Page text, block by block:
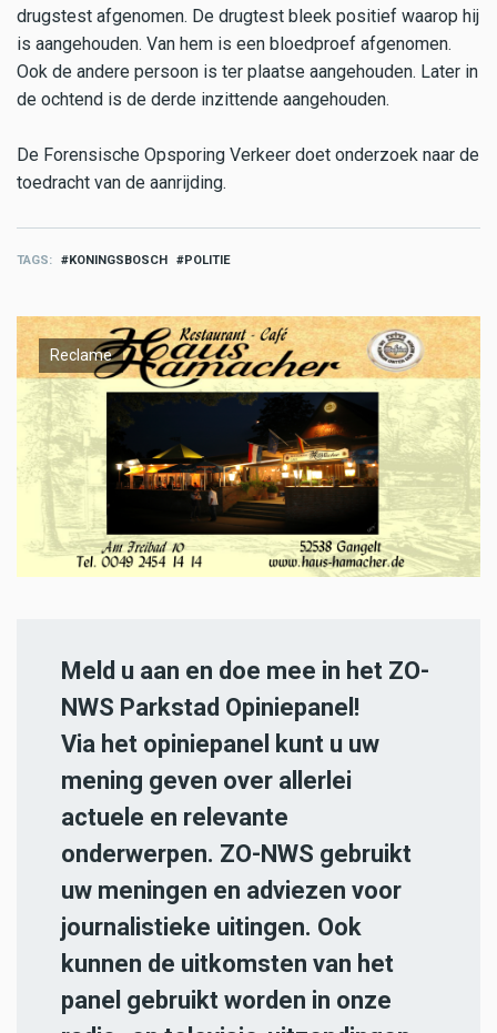
drugstest afgenomen. De drugtest bleek positief waarop hij
is aangehouden. Van hem is een bloedproef afgenomen.
Ook de andere persoon is ter plaatse aangehouden. Later in
de ochtend is de derde inzittende aangehouden.
De Forensische Opsporing Verkeer doet onderzoek naar de
toedracht van de aanrijding.
TAGS KONINGSBOSCH POLITIE
Reclame
Meld u aan en doe mee in het ZO-
NWS Parkstad Opiniepanel!
Via het opiniepanel kunt u uw
mening geven over allerlei
actuele en relevante
onderwerpen. ZO-NWS gebruikt
uw meningen en adviezen voor
journalistieke uitingen. Ook
kunnen de uitkomsten van het
panel gebruikt worden in onze